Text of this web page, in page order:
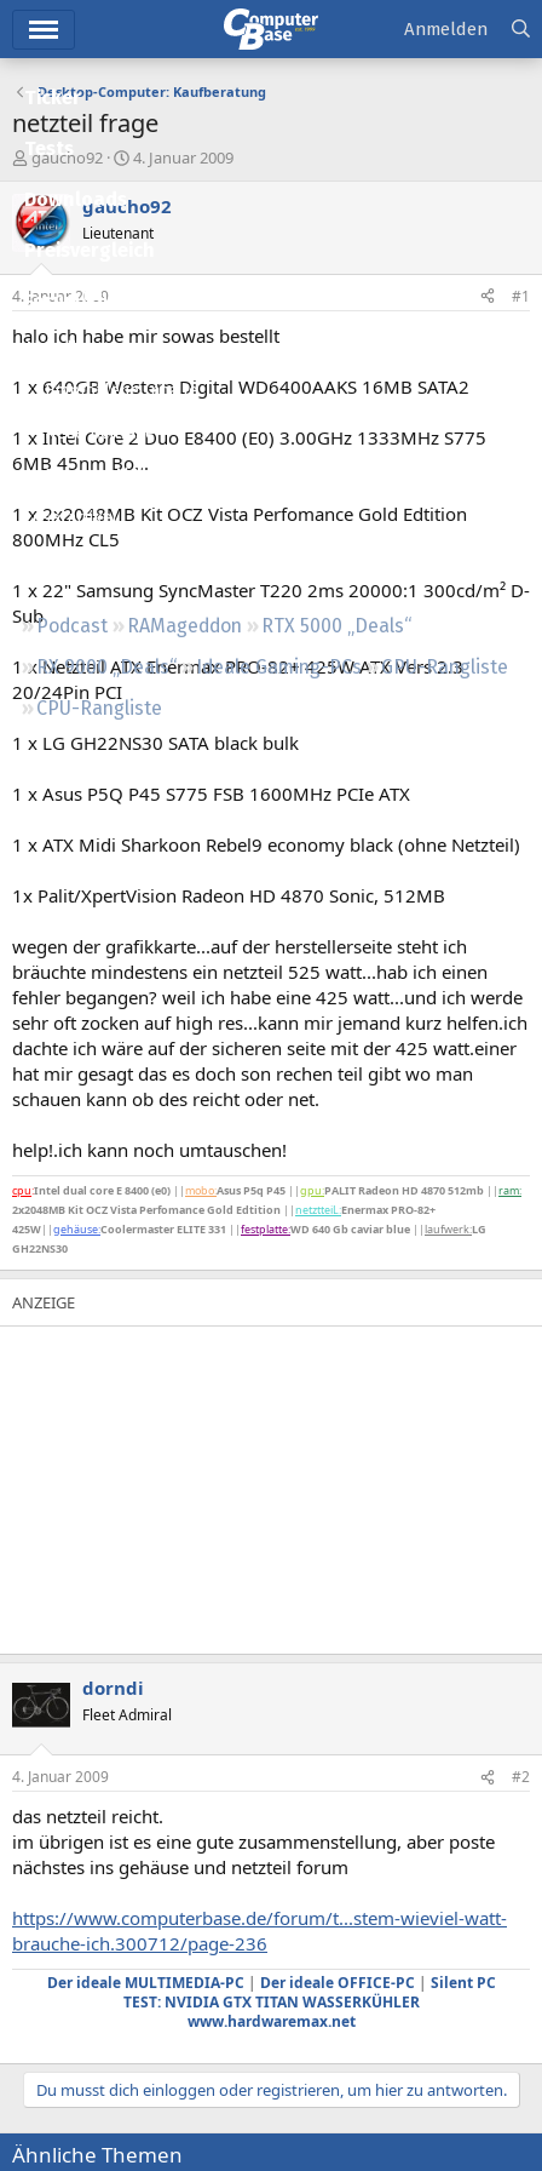
Ticker
Tests
Downloads
Preisvergleich
Forum
Aktuelles
Empfohlene Inhalte
Neue Beiträge
Neueste Aktivitäten
Leserartikel
Podcast RAMageddon
RTX 5000 „Deals“
RX 9000 „Deals“
Ideale Gaming-PCs
GPU-Rangliste
CPU-Rangliste
Anmelden
Desktop-Computer: Kaufberatung
netzteil frage
E
s
t
e
e
r
gaucho92
E
s
e
t
a
4. Januar 2009
gaucho92
Lieutenant
4. Januar 2009 #1
halo ich habe mir sowas bestellt
1 x 640GB Western Digital WD6400AAKS 16MB SATA2
1 x Intel Core 2 Duo E8400 (E0) 3.00GHz 1333MHz S775
6MB 45nm Bo...
1 x 2x2048MB Kit OCZ Vista Perfomance Gold Edtition
800MHz CL5
1 x 22" Samsung SyncMaster T220 2ms 20000:1 300cd/m² D-
Sub
1 x Netzteil ATX Enermax PRO-82+ 425W ATX Vers 2.3
20/24Pin PCI
1 x LG GH22NS30 SATA black bulk
1 x Asus P5Q P45 S775 FSB 1600MHz PCIe ATX
1 x ATX Midi Sharkoon Rebel9 economy black (ohne Netzteil)
1x Palit/XpertVision Radeon HD 4870 Sonic, 512MB
wegen der grafikkarte...auf der herstellerseite steht ich
bräuchte mindestens ein netzteil 525 watt...hab ich einen
fehler begangen? weil ich habe eine 425 watt...und ich werde
sehr oft zocken auf high res...kann mir jemand kurz helfen.ich
dachte ich wäre auf der sicheren seite mit der 425 watt.einer
hat mir gesagt das es doch son rechen teil gibt wo man
schauen kann ob des reicht oder net.
help!.ich kann noch umtauschen!
cpu:Intel dual core E 8400 (e0) ||mobo:Asus P5q P45 ||gpu:PALIT Radeon HD 4870 512mb ||ram:
2x2048MB Kit OCZ Vista Perfomance Gold Edtition ||netztteiL:Enermax PRO-82+
425W||gehäuse:Coolermaster ELITE 331 ||festplatte:WD 640 Gb caviar blue ||laufwerk:LG
GH22NS30
dorndi
Fleet Admiral
4. Januar 2009 #2
das netzteil reicht.
im übrigen ist es eine gute zusammenstellung, aber poste
nächstes ins gehäuse und netzteil forum
https://www.computerbase.de/forum/t...stem-wieviel-watt-
brauche-ich.300712/page-236
Der ideale MULTIMEDIA-PC | Der ideale OFFICE-PC | Silent PC
TEST: NVIDIA GTX TITAN WASSERKÜHLER
www.hardwaremax.net
Du musst dich einloggen oder registrieren, um hier zu antworten.
Ähnliche Themen